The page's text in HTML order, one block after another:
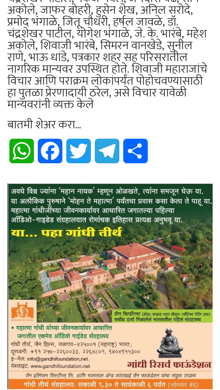
अकोले, जाफर बोहरी, हुसेन शेख, अनिल सरोदे,
प्रमोद भंगाळे, जितू चौधरी, हर्षल जावळे, डॉ.
चंद्रशेखर पाटील, योगेश भंगाळे, जे. के. भारंबे, महेश
अकोले, शिवाजी भारंबे, सिमरन वानखेडे, सुनील
राणे, भाऊ धांडे, पत्रकार शहर सह परिसरातील
नागरिक मान्यवर उपस्थित होते. शिवाजी महाराजांचे
विचार आणि पराक्रम लोकांपर्यंत पोहोचवण्यासाठी
हा पुतळा प्रेरणादायी ठरेल, असे विचार यावेळी
मान्यवरांनी व्यक्त केले
बातमी शेअर करा...
WhatsApp Facebook Twitter Telegram